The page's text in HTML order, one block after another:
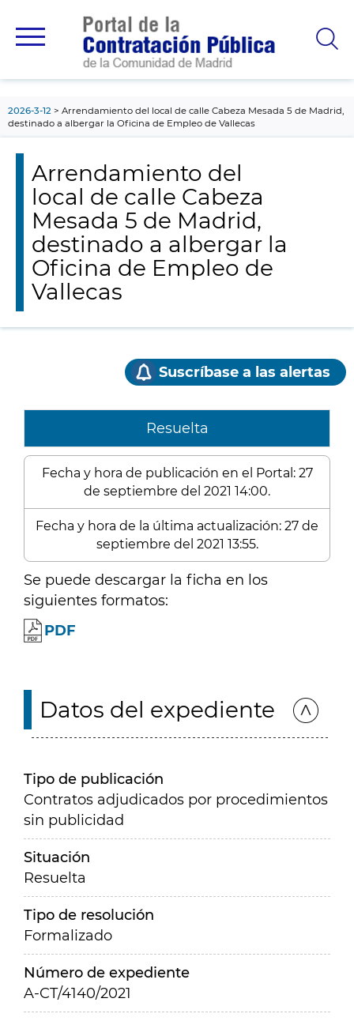
principal
2026-3-12
Arrendamiento del local de calle Cabeza Mesada 5 de Madrid,
destinado a albergar la Oficina de Empleo de Vallecas
Arrendamiento del
local de calle Cabeza
Mesada 5 de Madrid,
destinado a albergar la
Oficina de Empleo de
Vallecas
Suscríbase a las alertas
Resuelta
Fecha y hora de publicación en el Portal: 27
de septiembre del 2021 14:00.
Fecha y hora de la última actualización: 27 de
septiembre del 2021 13:55.
Se puede descargar la ficha en los
siguientes formatos:
PDF
Datos del expediente
Tipo de publicación
Contratos adjudicados por procedimientos
sin publicidad
Situación
Resuelta
Tipo de resolución
Formalizado
Número de expediente
A-CT/4140/2021